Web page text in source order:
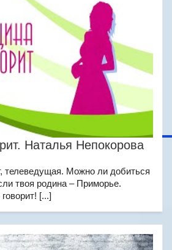
Наталья Непокорова
телеведущая. Можно ли добиться
твоя родина – Приморье.
[...]